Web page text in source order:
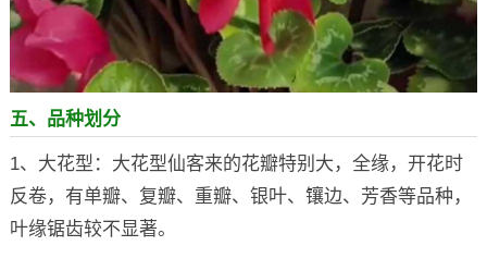
五、品种划分
1、大花型：大花型仙客来的花瓣特别大，全缘，开花时
反卷，有单瓣、复瓣、重瓣、银叶、镶边、芳香等品种，
叶缘锯齿较不显著。